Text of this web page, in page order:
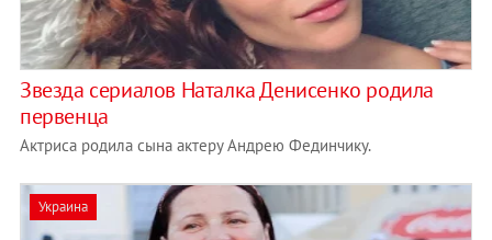
Звезда сериалов Наталка Денисенко родила
первенца
Актриса родила сына актеру Андрею Фединчику.
Украина